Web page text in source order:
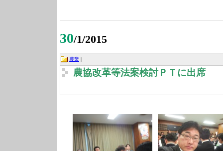
30/1/2015
農業 |
農協改革等法案検討ＰＴに出席